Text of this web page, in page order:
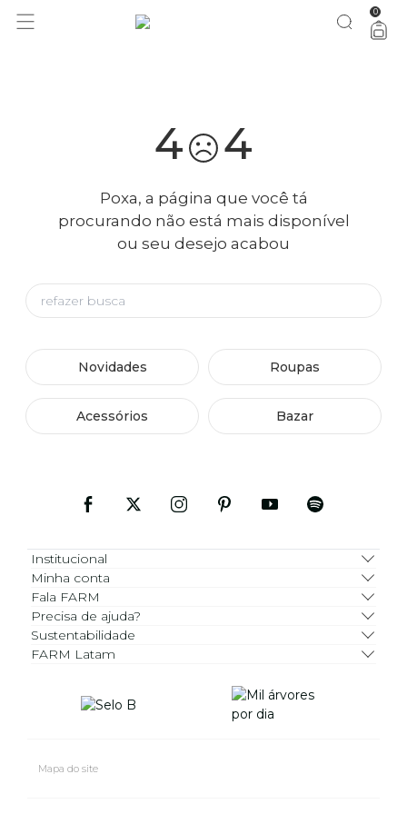
você merece 30% OFF pra comemorar com a gente aproveita! 0
4 4
Poxa, a página que você tá
procurando não está mais disponível
ou seu desejo acabou
Novidades Roupas
Acessórios Bazar
Institucional
Minha conta
Fala FARM
Precisa de ajuda?
Sustentabilidade
FARM Latam
Mapa do site